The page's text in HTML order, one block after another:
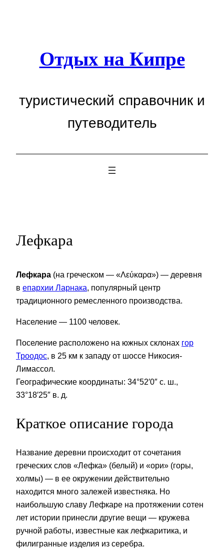
Отдых на Кипре
туристический справочник и
путеводитель
Лефкара
Лефкара (на греческом — «Λεύκαρα») — деревня
в епархии Ларнака , популярный центр
традиционного ремесленного производства.
Население — 1100 человек.
Поселение расположено на южных склонах гор
Троодос, в 25 км к западу от шоссе Никосия-
Лимассол.
Географические координаты: 34°52′0″ с. ш.,
33°18′25″ в. д.
Краткое описание города
Название деревни происходит от сочетания
греческих слов «Лефка» (белый) и «ори» (горы,
холмы) — в ее окружении действительно
находится много залежей известняка. Но
наибольшую славу Лефкаре на протяжении сотен
лет истории принесли другие вещи — кружева
ручной работы, известные как лефкаритика, и
филигранные изделия из серебра.